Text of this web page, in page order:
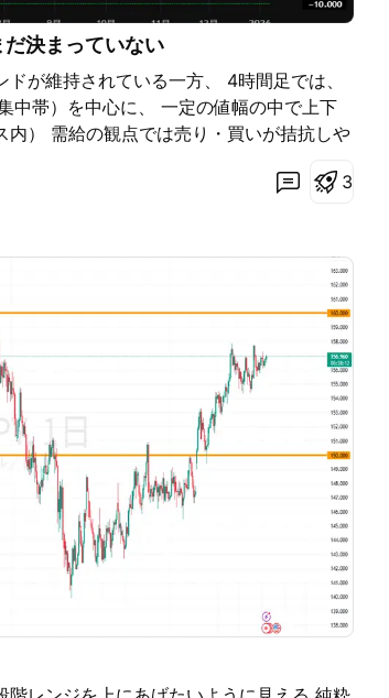
決まっていない
が維持されている一方、 4時間足では、
中帯）を中心に、 一定の値幅の中で上下
） 需給の観点では売り・買いが拮抗しや
、 過度な乖離状態にはありません。 その
統計も控えているため、 価格と出来高の
。
3